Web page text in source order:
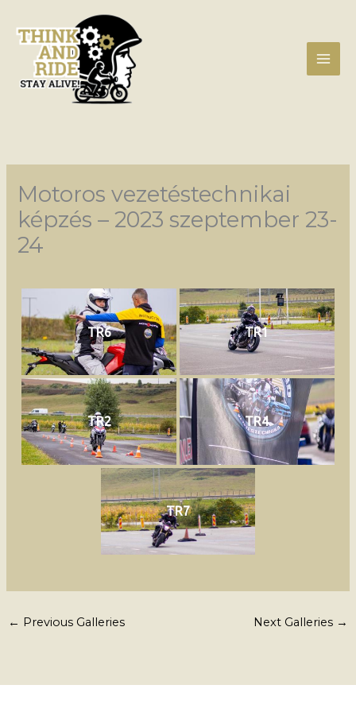
content
Motoros vezetéstechnikai
képzés – 2023 szeptember 23-
24
TR6 TR1
TR2 TR4
TR7
← Previous Galleries Next Galleries →